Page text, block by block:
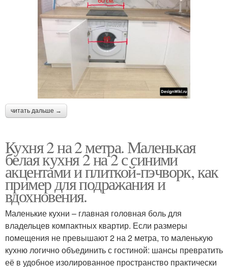
читать дальше →
Кухня 2 на 2 метра. Маленькая
белая кухня 2 на 2 с синими
акцентами и плиткой-пэчворк, как
пример для подражания и
вдохновения.
Маленькие кухни – главная головная боль для
владельцев компактных квартир. Если размеры
помещения не превышают 2 на 2 метра, то маленькую
кухню логично объединить с гостиной: шансы превратить
её в удобное изолированное пространство практически